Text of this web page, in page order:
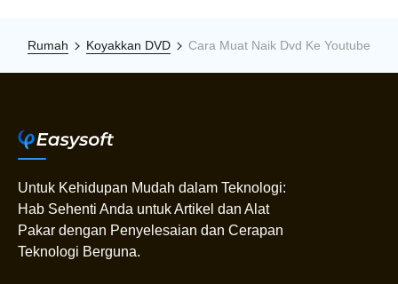
Rumah Koyakkan DVD Cara Muat Naik Dvd Ke Youtube
Untuk Kehidupan Mudah dalam Teknologi:
Hab Sehenti Anda untuk Artikel dan Alat
Pakar dengan Penyelesaian dan Cerapan
Teknologi Berguna.